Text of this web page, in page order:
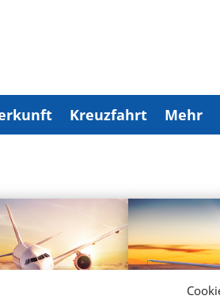
Kreuzfahrt Mehr